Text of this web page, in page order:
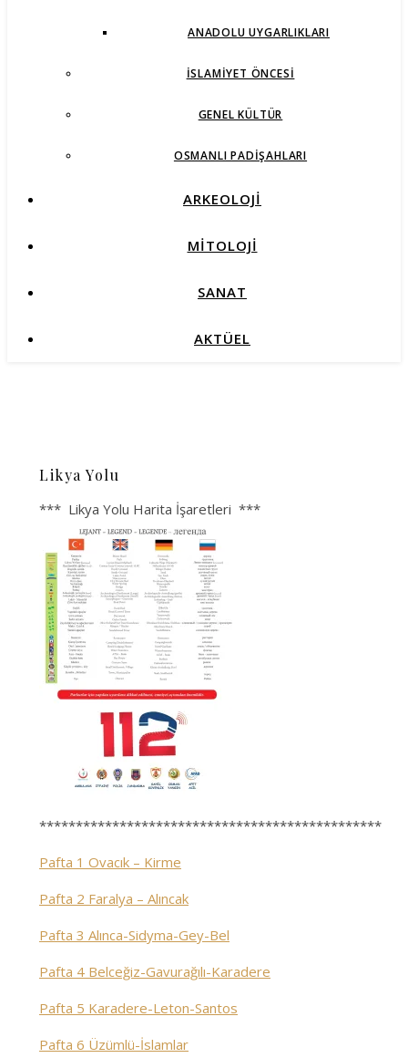
ANADOLU UYGARLIKLARI
İSLAMIYET ÖNCESI
GENEL KÜLTÜR
OSMANLI PADIŞAHLARI
ARKEOLOJİ
MİTOLOJİ
SANAT
AKTÜEL
Likya Yolu
*** Likya Yolu Harita İşaretleri ***
***********************************************
Pafta 1 Ovacık – Kirme
Pafta 2 Faralya – Alıncak
Pafta 3 Alınca-Sidyma-Gey-Bel
Pafta 4 Belceğiz-Gavurağılı-Karadere
Pafta 5 Karadere-Leton-Santos
Pafta 6 Üzümlü-İslamlar